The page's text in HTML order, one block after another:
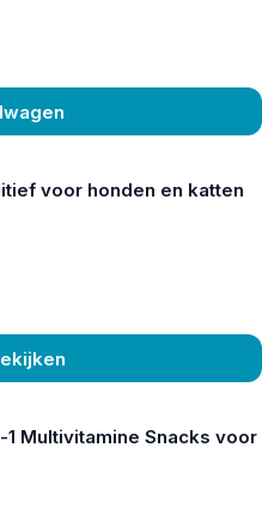
voor honden en katten
Multivitamine Snacks voor